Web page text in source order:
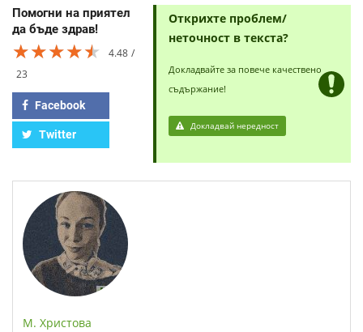
Помогни на приятел
да бъде здрав!
★★★★★
★★★★★
★★★★★
4.48
23
Facebook
Twitter
Открихте проблем/
неточност в текста?
Докладвайте за повече качествено
съдържание!
Докладвай нередност
М. Христова